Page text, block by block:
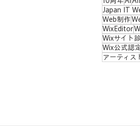
Japan IT
Web制作
WixEditor
Wixサイト
Wix公式認
アーティス